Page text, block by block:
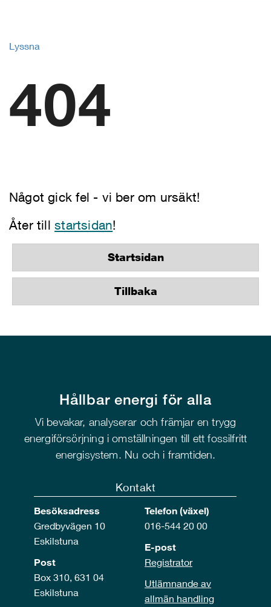
Lyssna
404
Något gick fel - vi ber om ursäkt!
Åter tillstartsidan!
Startsidan
Tillbaka
Hållbar energi för alla
Vi bevakar, analyserar och främjar en trygg
energiförsörjning i omställningen till ett fossilfritt
energisystem. Nu och i framtiden.
Kontakt
Besöksadress
Gredbyvägen 10
Eskilstuna
Post
Box 310, 631 04
Eskilstuna
Telefon (växel)
016-544 20 00
E-post
Registrator
Utlämnande av
allmän handling